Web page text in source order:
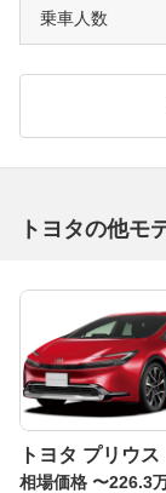
乗車人数
トヨタの他モ
トヨタ プリウス
相場価格 〜226.3